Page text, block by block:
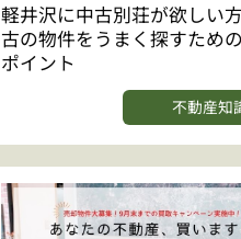
軽井沢に中古別荘が欲しい
古の物件をうまく探すため
ポイント
不動産知